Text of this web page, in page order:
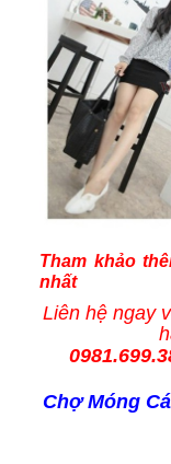
Tham khảo
nhất
Liên hệ ngay
Chợ Móng